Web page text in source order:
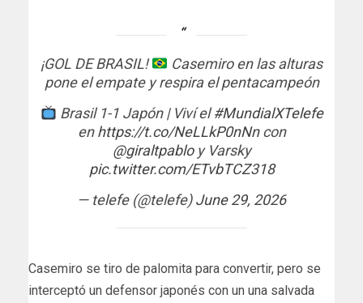
¡GOL DE BRASIL!
Casemiro en las alturas
pone el empate y respira el pentacampeón
Brasil 1-1 Japón | Viví el#MundialXTelefe
enhttps://t.co/NeLLkP0nNncon
@giraltpabloy Varsky
pic.twitter.com/ETvbTCZ318
— telefe (@telefe)June 29, 2026
Casemiro se tiro de palomita para convertir, pero se
interceptó un defensor japonés con un una salvada